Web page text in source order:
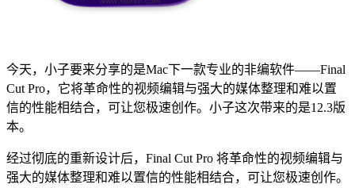
今天，小子要来分享的是Mac下一款专业的非编软件——Final
Cut Pro，它将革命性的视频编辑与强大的媒体整理和难以置
信的性能相结合，可让您极速创作。小子这次带来的是12.3版
本。
经过彻底的重新设计后，Final Cut Pro 将革命性的视频编辑与
强大的媒体整理和难以置信的性能相结合，可让您极速创作。